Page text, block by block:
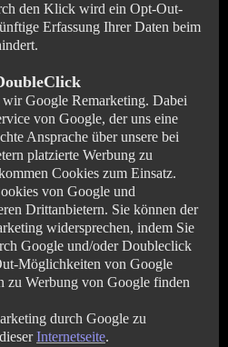
den Klick wird ein Opt-Out-
Erfassung Ihrer Daten beim
Google Remarketing. Dabei
von Google, der uns eine
Ansprache über unsere bei
platzierte Werbung zu
Cookies zum Einsatz.
von Google und
Drittanbietern. Sie können der
widersprechen, indem Sie
Google und/oder Doubleclick
Möglichkeiten von Google
zu Werbung von Google finden
durch Google zu
Internetseite.